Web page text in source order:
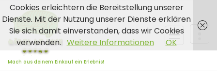
Zum
Inhalt
springen
Mach aus deinem Einkauf ein Erlebnis!
Cookies erleichtern die Bereitstellung unserer
Dienste. Mit der Nutzung unserer Dienste erklären
Sie sich damit einverstanden, dass wir Cookies
verwenden. Weitere Informationen OK